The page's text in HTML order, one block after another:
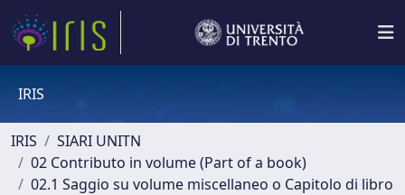
IRIS
IRIS
SIARI UNITN
02 Contributo in volume (Part of a book)
02.1 Saggio su volume miscellaneo o Capitolo di libro